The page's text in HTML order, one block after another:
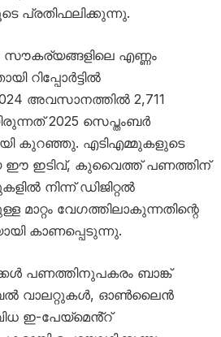
പ്രതിഫലിക്കുന്നു.
എണ്ണം
റിപ്പോർട്ടിൽ
അവസാനത്തിൽ 2,711
2025 സെപ്തംബർ
കുറഞ്ഞു. എടിഎമ്മുകളുടെ
ഈ ഇടിവ്, കുവൈത്ത് പണത്തിന്
നിന്ന് ഡിജിറ്റൽ
മാറ്റം വേഗത്തിലാകുന്നതിന്റെ
കാണപ്പെടുന്നു.
പണത്തിനുപകരം ബാങ്ക്
വാലറ്റുകൾ, ഓൺലൈൻ
ഇ-പേയ്‌മെൻ്റ്